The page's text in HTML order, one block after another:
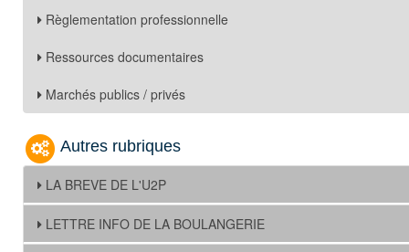
Règlementation professionnelle
Ressources documentaires
Marchés publics / privés
Autres rubriques
LA BREVE DE L'U2P
LETTRE INFO DE LA BOULANGERIE